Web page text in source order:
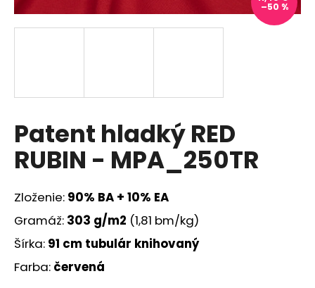
Patent hladký RED
RUBIN - MPA_250TR
Zloženie: 90% BA + 10% EA
Gramáž: 303 g/m2 (1,81 bm/kg)
Šírka: 91 cm tubulár knihovaný
Farba: červená
–50 %
á
j
?
HĽADAŤ
O
d
o